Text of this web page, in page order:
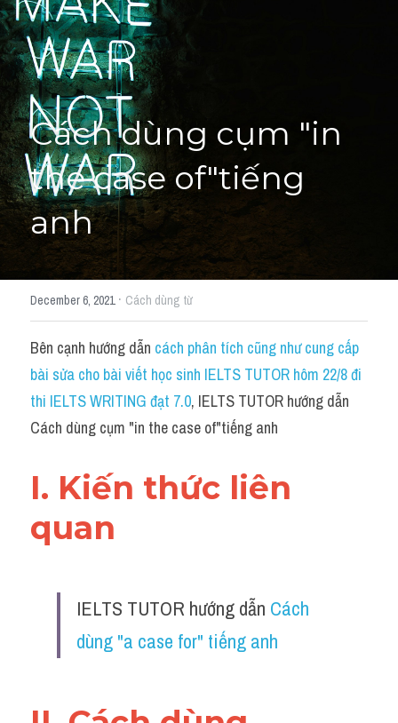
Cách diễn đạt
IELTS Videos - Ebook
Điểm báo
Adj
Idiom
Khác
Từ vựng theo topic
Từ vựng theo Topic
Vocabulary - Grammar
Grammar
Cách paraphrase
Part 2
Verb
Cấu trúc câu
HỌC THỬ →
Cách dùng cụm "in
the case of"tiếng
anh
December 6, 2021· Cách dùng từ
Bên cạnh hướng dẫn cách phân tích cũng như cung cấp
bài sửa cho bài viết học sinh IELTS TUTOR hôm 22/8 đi
thi IELTS WRITING đạt 7.0, IELTS TUTOR hướng dẫn
Cách dùng cụm "in the case of"tiếng anh
I. Kiến thức liên
quan
IELTS TUTOR hướng dẫn Cách
dùng "a case for" tiếng anh